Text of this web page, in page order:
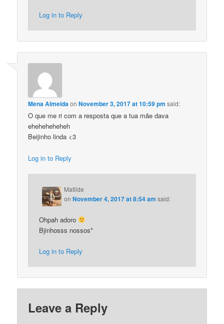
Log in to Reply
Mena AlmeidaonNovember 3, 2017 at 10:59 pm said:
O que me ri com a resposta que a tua mãe dava
eheheheheheh
Beijinho linda <3
Log in to Reply
Matilde
onNovember 4, 2017 at 8:54 am said:
Ohpah adoro
Bjinhosss nossos*
Log in to Reply
Leave a Reply